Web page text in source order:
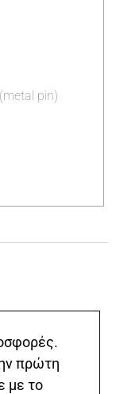
pin)
πρώτη
με το